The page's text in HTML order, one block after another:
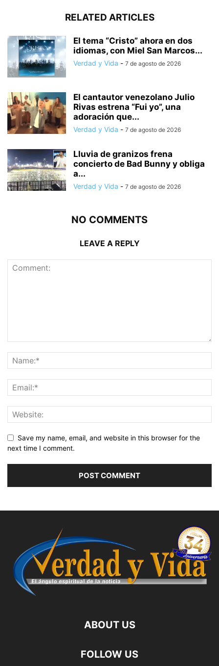
RELATED ARTICLES
El tema “Cristo” ahora en dos
idiomas, con Miel San Marcos...
Verdad y Vida - 7 de agosto de 2026
El cantautor venezolano Julio
Rivas estrena “Fui yo”, una
adoración que...
Verdad y Vida - 7 de agosto de 2026
Lluvia de granizos frena
concierto de Bad Bunny y obliga
a...
Verdad y Vida - 7 de agosto de 2026
NO COMMENTS
LEAVE A REPLY
Save my name, email, and website in this browser for the
next time I comment.
ABOUT US
FOLLOW US